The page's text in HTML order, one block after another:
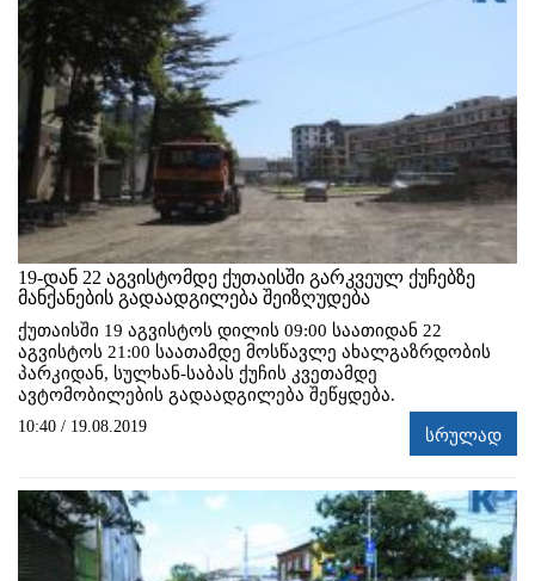
19-დან 22 აგვისტომდე ქუთაისში გარკვეულ ქუჩებზე
მანქანების გადაადგილება შეიზღუდება
ქუთაისში 19 აგვისტოს დილის 09:00 საათიდან 22
აგვისტოს 21:00 საათამდე მოსწავლე ახალგაზრდობის
პარკიდან, სულხან-საბას ქუჩის კვეთამდე
ავტომობილების გადაადგილება შეწყდება.
10:40 / 19.08.2019 სრულად